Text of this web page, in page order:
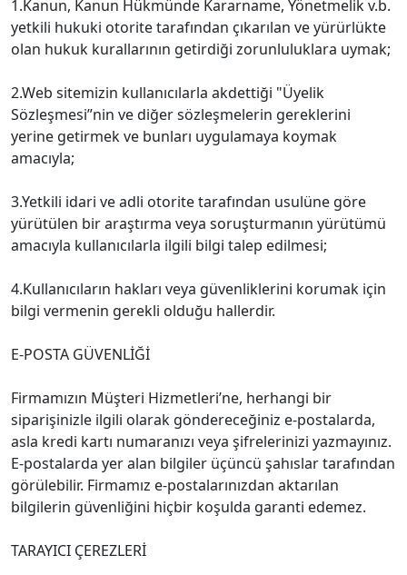
1.Kanun, Kanun Hükmünde Kararname, Yönetmelik v.b.
yetkili hukuki otorite tarafından çıkarılan ve yürürlükte
olan hukuk kurallarının getirdiği zorunluluklara uymak;
2.Web sitemizin kullanıcılarla akdettiği "Üyelik
Sözleşmesi”nin ve diğer sözleşmelerin gereklerini
yerine getirmek ve bunları uygulamaya koymak
amacıyla;
3.Yetkili idari ve adli otorite tarafından usulüne göre
yürütülen bir araştırma veya soruşturmanın yürütümü
amacıyla kullanıcılarla ilgili bilgi talep edilmesi;
4.Kullanıcıların hakları veya güvenliklerini korumak için
bilgi vermenin gerekli olduğu hallerdir.
E-POSTA GÜVENLİĞİ
Firmamızın Müşteri Hizmetleri’ne, herhangi bir
siparişinizle ilgili olarak göndereceğiniz e-postalarda,
asla kredi kartı numaranızı veya şifrelerinizi yazmayınız.
E-postalarda yer alan bilgiler üçüncü şahıslar tarafından
görülebilir. Firmamız e-postalarınızdan aktarılan
bilgilerin güvenliğini hiçbir koşulda garanti edemez.
TARAYICI ÇEREZLERİ